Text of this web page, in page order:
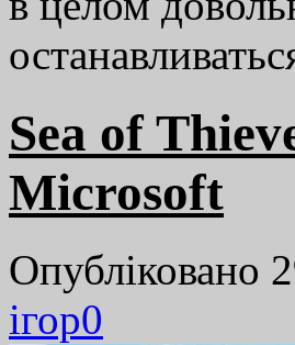
Sea of
Microsoft
Опубліковано
ігор0